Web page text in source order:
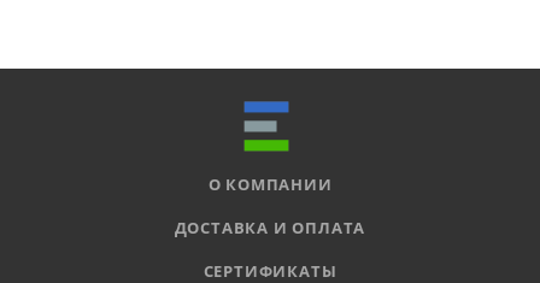
О КОМПАНИИ
ДОСТАВКА И ОПЛАТА
СЕРТИФИКАТЫ